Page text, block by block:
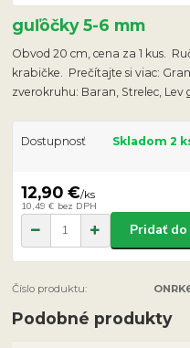
guľôčky 5-6 mm
Obvod 20 cm, cena za 1 kus.
krabičke. Prečítajte si viac:
zverokruhu: Baran, Strelec, Lev
Dostupnosť Skladom 2
12,90 €/ks
10,49 € bez DPH
Pridať
Číslo produktu:
Podobné produkty